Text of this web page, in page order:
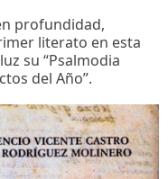
profundidad,
literato en esta
su “Psalmodia
del Año”.